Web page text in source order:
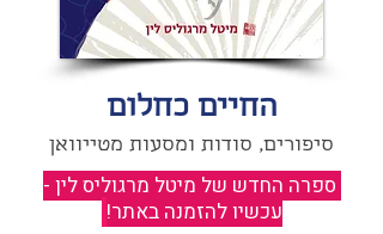
החיים כחלום
סיפורים, סודות ומסעות מטייוואן
ספרה החדש של מיטל מרגוליס לין -
עכשיו להזמנה באתר!